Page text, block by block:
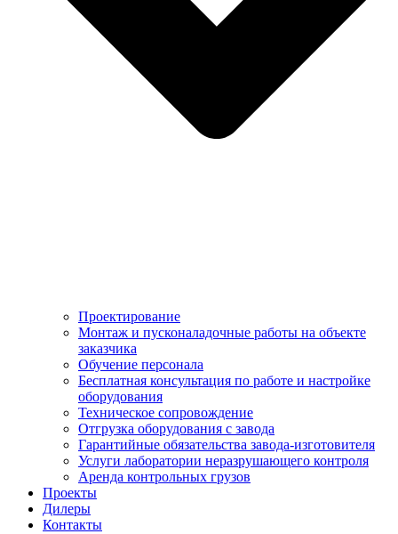
Проектирование
Монтаж и пусконаладочные работы на объекте
заказчика
Обучение персонала
Бесплатная консультация по работе и настройке
оборудования
Техническое сопровождение
Отгрузка оборудования с завода
Гарантийные обязательства завода-изготовителя
Услуги лаборатории неразрушающего контроля
Аренда контрольных грузов
Проекты
Дилеры
Контакты